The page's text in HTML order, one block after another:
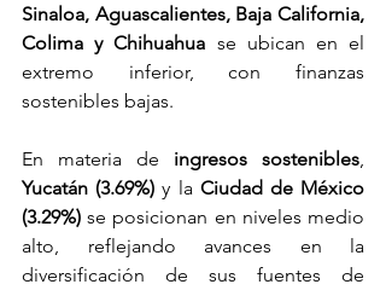
Sinaloa, Aguascalientes, Baja California,
Colima y Chihuahua se ubican en el
extremo inferior, con finanzas
sostenibles bajas.
En materia de ingresos sostenibles
Yucatán (3.69%) y la Ciudad de México
(3.29%) se posicionan en niveles medio
alto, reflejando avances en la
diversificación de sus fuentes de